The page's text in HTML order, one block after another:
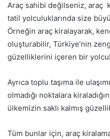
Araç sahibi değilseniz, araç
tatil yolculuklarında size
Örneğin araç kiralayarak,
oluşturabilir, Türkiye’nin
güzelliklerini içeren bir
Ayrıca toplu taşıma ile
olmadığı noktalara
ülkemizin saklı kalmış
Tüm bunlar için, araç